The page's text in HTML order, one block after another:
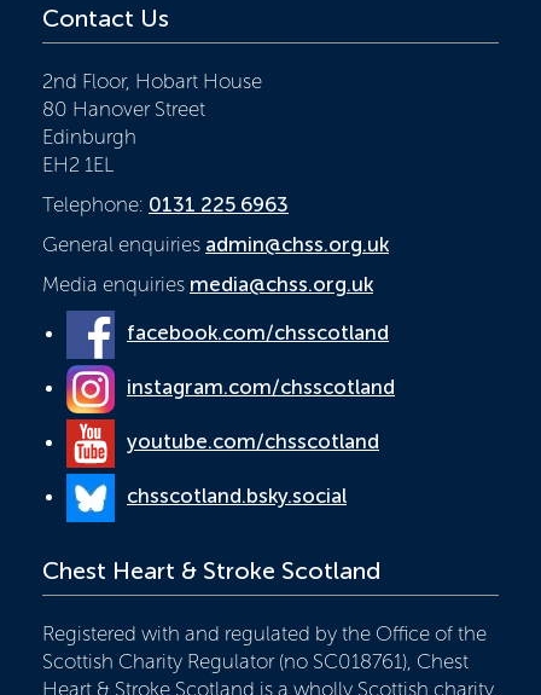
Contact Us
2nd Floor, Hobart House
80 Hanover Street
Edinburgh
EH2 1EL
Telephone: 0131 225 6963
General enquiries admin@chss.org.uk
Media enquiries media@chss.org.uk
facebook.com/chsscotland
instagram.com/chsscotland
youtube.com/chsscotland
chsscotland.bsky.social
Chest Heart & Stroke Scotland
Registered with and regulated by the Office of the
Scottish Charity Regulator (no SC018761), Chest
Heart & Stroke Scotland is a wholly Scottish charity.